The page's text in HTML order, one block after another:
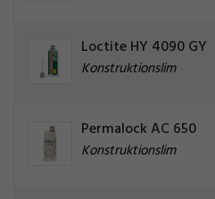
Loctite HY 4090 GY
Konstruktionslim
Permalock AC 650
Konstruktionslim